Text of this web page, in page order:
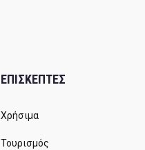
ΕΠΙΣΚΕΠΤΕΣ
Χρήσιμα
Τουρισμός